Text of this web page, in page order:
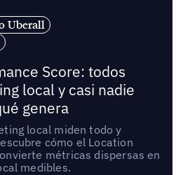
Uberall
Score: todos
local y casi nadie
genera
local miden todo y
cómo el Location
métricas dispersas en
medibles.